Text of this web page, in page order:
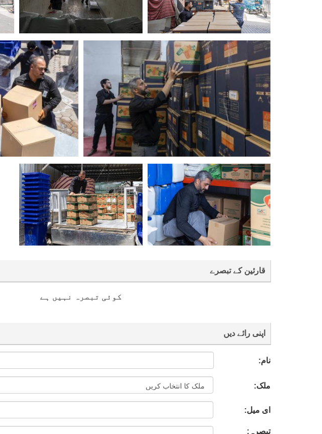
قارئین کے تبصرے
کوئی تبصرہ نہیں ہے
اپنی رائے دیں
نام:
ملک:
ای میل:
تبصرہ: